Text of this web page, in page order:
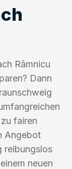
Râmnicu
Dann
zu fairen
Angebot
reibungslos
neuen